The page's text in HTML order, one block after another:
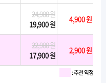
24,900 원
19,900 원
4,900 원
22,900 원
17,900 원
2,900 원
: 추천 약정